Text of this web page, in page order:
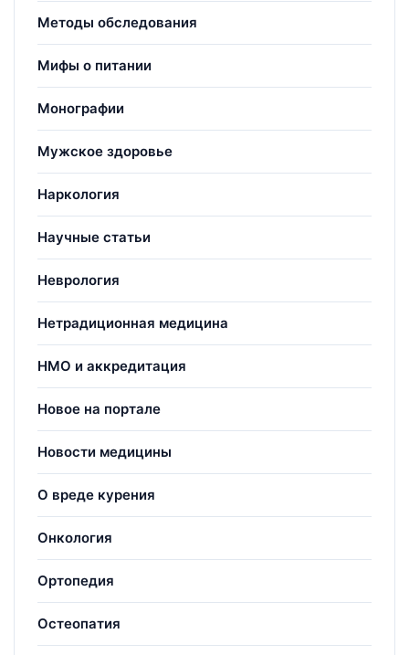
Методы обследования
Мифы о питании
Монографии
Мужское здоровье
Наркология
Научные статьи
Неврология
Нетрадиционная медицина
НМО и аккредитация
Новое на портале
Новости медицины
О вреде курения
Онкология
Ортопедия
Остеопатия